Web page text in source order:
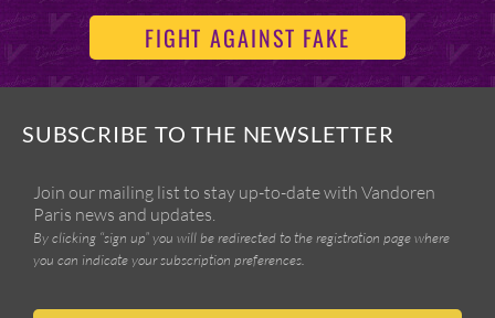
FIGHT AGAINST FAKE
SUBSCRIBE TO THE NEWSLETTER
Join our mailing list to stay up-to-date with Vandoren
Paris news and updates.
By clicking “sign up” you will be redirected to the registration page where
you can indicate your subscription preferences.